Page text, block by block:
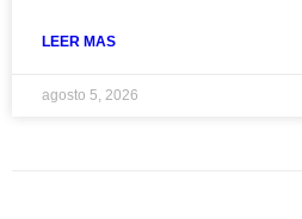
LEER MAS
agosto 5, 2026